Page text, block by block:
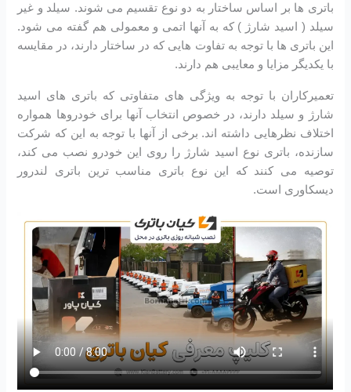
باتری ها بر اساس ساختار به دو نوع تقسیم می شوند. سیلد و غیر
سیلد ( اسید شارژ ) که به آنها اتمی و معمولی هم گفته می شود.
این باتری ها با توجه به تفاوت هایی که در ساختار دارند، در مقایسه
با یکدیگر مزایا و معایبی هم دارند.
تعمیرکاران با توجه به ویژگی های متفاوتی که باتری های اسید
شارژ و سیلد دارند، در خصوص انتخاب آنها برای خودروها همواره
اختلاف نظرهایی داشته اند. برخی از آنها با توجه به این که شرکت
سازنده، باتری نوع اسید شارژ را روی این خودرو نصب می کند،
توصیه می کنند که این نوع باتری مناسب ترین باتری لندرور
دیسکاوری است.